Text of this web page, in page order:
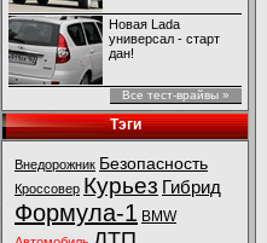
Новая Lada
универсал - старт
дан!
Все тест-врайвы »
Тэги
Внедорожник Безопасность
Кроссовер Курьез Гибрид
Формула-1 BMW